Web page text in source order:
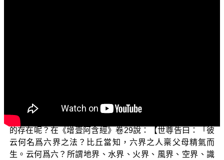
若沒有如來藏—本識—的常住，就不可能有這位法師的五
陰名色出生及存在，何況能有這位法師來否定如來藏本識
的存在呢？在《增壹阿含經》卷29說：【世尊告曰：「彼
云何名爲六界之法？比丘當知，六界之人稟父母精氣而
生。云何爲六？所謂地界、水界、火界、風界、空界、識